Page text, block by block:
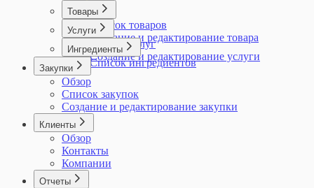
Товары
Список товаров
Создание и редактирование товара
Услуги
Список услуг
Создание и редактирование услуги
Ингредиенты
Список ингредиентов
Закупки
Обзор
Список закупок
Создание и редактирование закупки
Клиенты
Обзор
Контакты
Компании
Отчеты